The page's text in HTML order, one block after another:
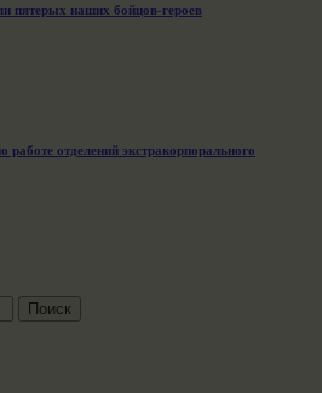
пятерых наших бойцов-героев
работе отделений экстракорпорального